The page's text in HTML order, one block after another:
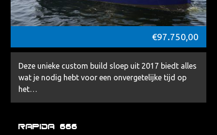
€97.750,00
Deze unieke custom build sloep uit 2017 biedt alles
wat je nodig hebt voor een onvergetelijke tijd op
het…
Rapida 666